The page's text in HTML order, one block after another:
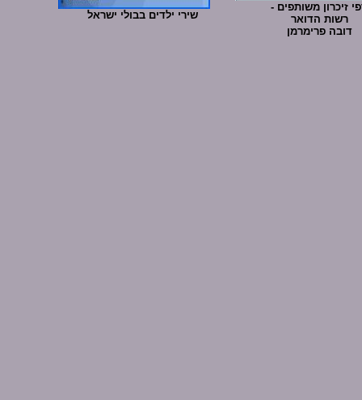
שירי ילדים בבולי ישראל
זיכרון משותפים -
רשות הדואר
דובה פרימרמן